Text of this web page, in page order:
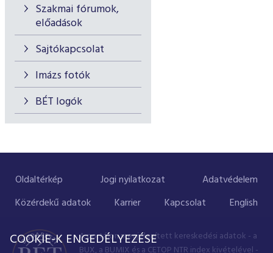
Szakmai fórumok,
előadások
Sajtókapcsolat
Imázs fotók
BÉT logók
Oldaltérkép Jogi nyilatkozat
Adatvédelem
Közérdekű adatok
Karrier Kapcsolat English
A portálon megjelenített kereskedési adatok - a
COOKIE-K ENGEDÉLYEZÉSE